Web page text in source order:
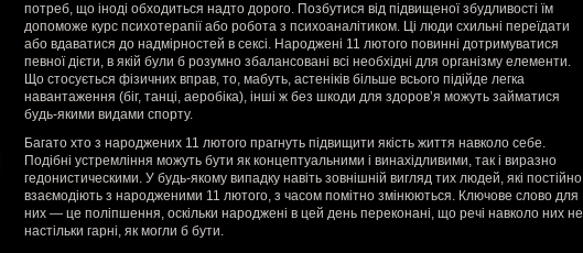
потреб, що іноді обходиться надто дорого. Позбутися від підвищеної збудливості їм
допоможе курс психотерапії або робота з психоаналітиком. Ці люди схильні переїдати
або вдаватися до надмірностей в сексі. Народжені 11 лютого повинні дотримуватися
певної дієти, в якій були б розумно збалансовані всі необхідні для організму елементи.
Що стосується фізичних вправ, то, мабуть, астеніків більше всього підійде легка
навантаження (біг, танці, аеробіка), інші ж без шкоди для здоров’я можуть займатися
будь-якими видами спорту.
Багато хто з народжених 11 лютого прагнуть підвищити якість життя навколо себе.
Подібні устремління можуть бути як концептуальними і винахідливими, так і виразно
гедонистическими. У будь-якому випадку навіть зовнішній вигляд тих людей, які постійно
взаємодіють з народженими 11 лютого, з часом помітно змінюються. Ключове слово для
них — це поліпшення, оскільки народжені в цей день переконані, що речі навколо них не
настільки гарні, як могли б бути.